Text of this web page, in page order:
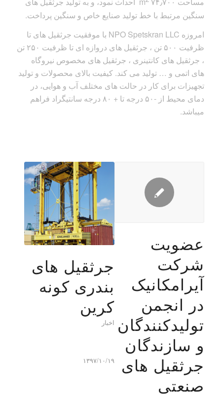
سنگین مرتبط با خط تولید صنایع خاص و سنگین پرداخت.
امروزه NPO Spetskran LLC با موفقیت جرثقیل های تا
ظرفیت ۵۰۰ تن ، جرثقیل های دروازه ای تا ظرفیت ۲۵۰ تن
، جرثقیل های کانتینری ، جرثقیل های مخصوص نیروگاه
های اتمی و … تولید می کند. کیفیت بالای محصولات و تولید
تجهیزات برای کار در حالت های مختلف آب و هوایی، در
دمای محیط از -۵۰ درجه تا + ۸۰ درجه سانتیگراد فراهم
میباشد.
عضویت
شرکت
آیرامکانیک
در انجمن
تولیدکنندگان
و سازندگان
جرثقیل های
صنعتی
جرثقیل های
بندری کونه
کرین
اخبار
۱۳۹۷/۱۰/۱۹